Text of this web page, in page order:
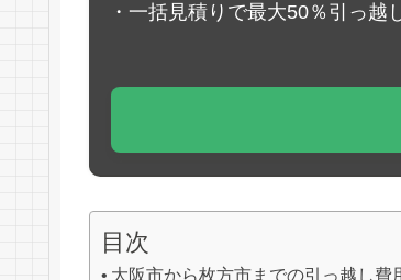
・一括見積りで最大50％引っ越
目次
大阪市から枚方市までの引っ越し